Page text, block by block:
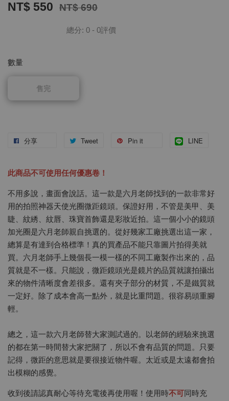
NT$ 550 NT$ 690
總分: 0 - 0評價
數量
售完
分享 Tweet Pin it LINE
此商品不可使用任何優惠卷！
不用多說，畫面會說話。這一款是六月老師找到的一款非常好
用的拍照神器天使光圈微距鏡頭。保證好用，不管是美甲、美
睫、紋綉、紋唇、珠寶首飾還是彩妝近拍。這一個小小的鏡頭
加光圈是六月老師親自挑選的。從好幾家工廠挑選出這一家，
總算是有達到合格標準！真的買產品不能只靠圖片拍得美就
買。六月老師手上幾個長一模一樣的不同工廠製作出來的，品
質就是不一樣。只能說，微距鏡頭光是鏡片的品質就讓拍攝出
來的物件清晰度會差很多。還有夾子部分的材質，不是鐵質就
一定好。除了成本會高一點外，就是比重問題。很容易頭重腳
輕。
總之，這一款六月老師替大家測試過的。以老師的經驗來挑選
的都在第一時間替大家把關了，所以不會有品質的問題。只要
記得，微距的意思就是要很接近物件喔。太近或是太遠都會拍
出模糊的感覺。
收到後請認真耐心等待充電後再使用喔！使用時不可同時充